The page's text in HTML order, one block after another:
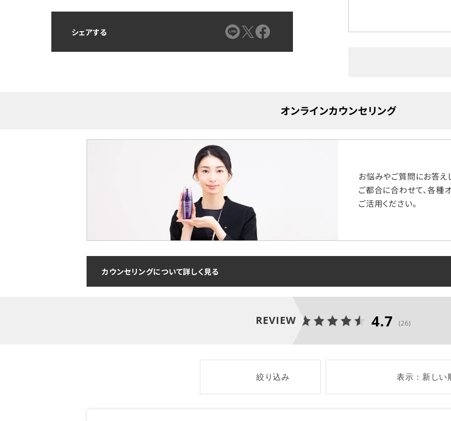
シェアする
オンラインカウンセリング
お悩みやご質問にお答え
ご都合に合わせて、各種
ご活用ください。
カウンセリングについて詳しく見る
REVIEW 4.7 (26)
絞り込み 表示：新しい